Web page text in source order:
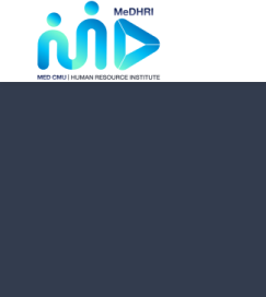
content